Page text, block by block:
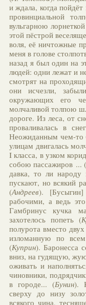
и ждала, когда
провинциальной
вульгарною
этой пёстрой
воля, её ничтожные
меня в голове
назад я был один на
людей: одни лежат и
смотрят на
они исчезли,
окружающих его
молчаливой толпою
дороге. Из леса, от
проваливалась в
Неожиданным чем-то
улицам двигалась
I класса, в узком
собою пассажиров ...
давка, то ли народу
пускают, но всякий
(Андреев). [Бусыгин]
рабочими, а ведь
Гамбринус кучка
захотелось попеть (
полурота вместо
изломанную по
(Куприн). Баронесса
вниз, на гудящую,
оживать и
чиновники,
в городе... (Бунин).
сверху до низу
всякого чина,